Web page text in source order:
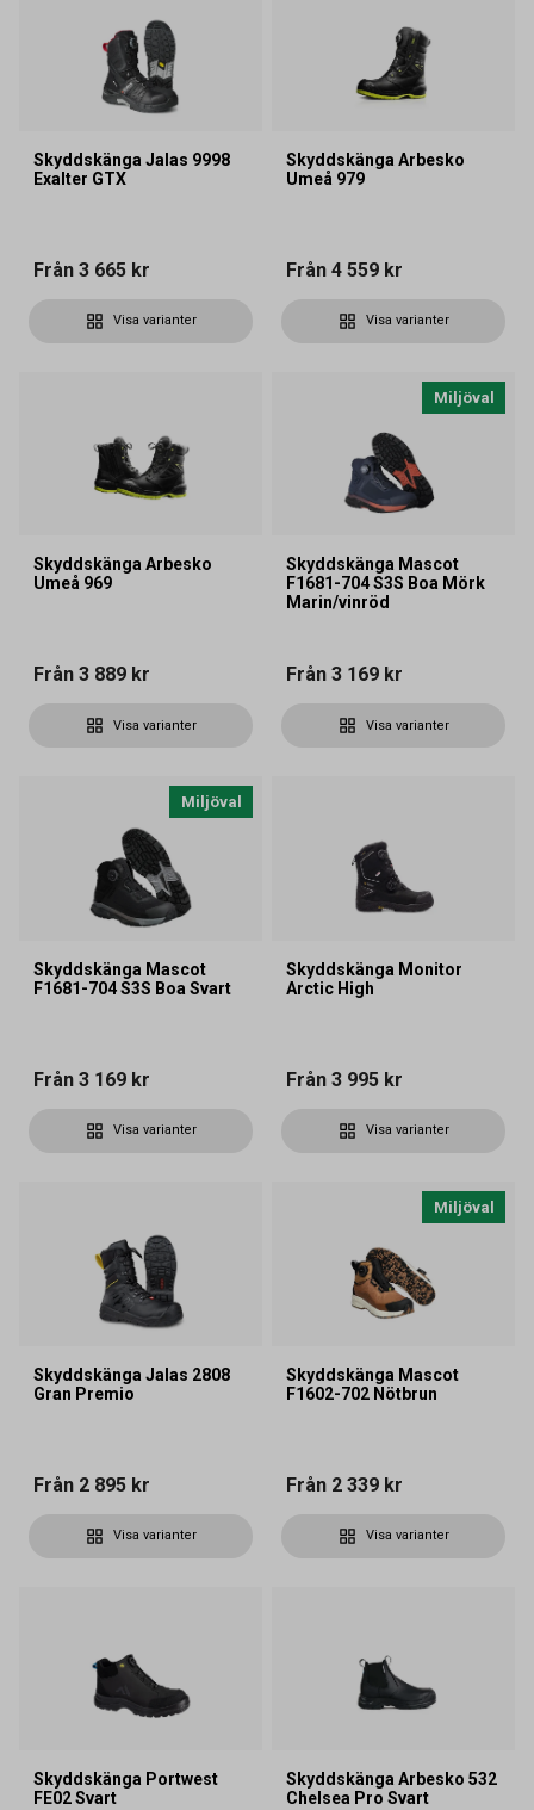
Skyddskänga Jalas 9998
Exalter GTX
Från 3 665 kr
Visa varianter
Skyddskänga Arbesko
Umeå 979
Från 4 559 kr
Visa varianter
Skyddskänga Arbesko
Umeå 969
Från 3 889 kr
Visa varianter
Miljöval
Skyddskänga Mascot
F1681-704 S3S Boa Mörk
Marin/vinröd
Från 3 169 kr
Visa varianter
Miljöval
Skyddskänga Mascot
F1681-704 S3S Boa Svart
Från 3 169 kr
Visa varianter
Skyddskänga Monitor
Arctic High
Från 3 995 kr
Visa varianter
Skyddskänga Jalas 2808
Gran Premio
Från 2 895 kr
Visa varianter
Miljöval
Skyddskänga Mascot
F1602-702 Nötbrun
Från 2 339 kr
Visa varianter
Skyddskänga Portwest
FE02 Svart
Skyddskänga Arbesko 532
Chelsea Pro Svart